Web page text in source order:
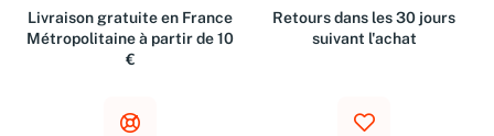
Livraison gratuite en France
Métropolitaine à partir de 10
€
Retours dans les 30 jours
suivant l'achat